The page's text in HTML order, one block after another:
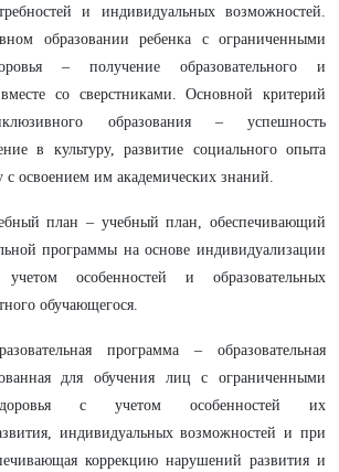
и индивидуальных возможностей.
образовании ребенка с ограниченными
– получение образовательного и
со сверстниками. Основной критерий
образования – успешность
в культуру, развитие социального опыта
с освоением им академических знаний.
план – учебный план, обеспечивающий
программы на основе индивидуализации
особенностей и образовательных
обучающегося.
программа – образовательная
для обучения лиц с ограниченными
с учетом особенностей их
индивидуальных возможностей и при
коррекцию нарушений развития и